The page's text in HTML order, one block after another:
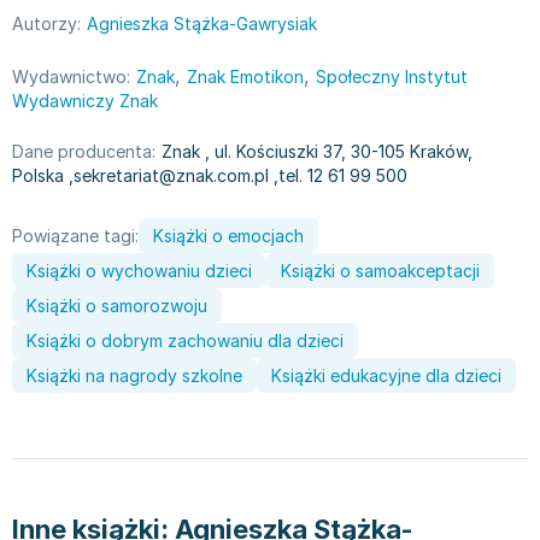
Książki o naukach politycznych dla studentów
Książki do nauk społecznych dla studentów
Prawo - książki dla studentów
Technologia żywności - książki
Nauka języków obcych - książki
Podręczniki dla nauczycieli - metodyka
Repetytoria, testy i materiały pomocnicze
Bolesław Prus
Wanda Chotomska
Clive Staples Lewis
Martyna Wojciechowska
Blanka Lipińska
Jaś Kapela
Agatha Christie
Witold Gadowski
Jan Pietrzak
Jan Piński
Autorzy: Agnieszka Stążka-Gawrysiak
Wydawnictwo: Znak, Znak Emotikon, Społeczny Instytut
Wydawniczy Znak
Dane producenta: Znak
, ul. Kościuszki 37, 30-105 Kraków,
Polska sekretariat@znak.com.pl tel. 12 61 99 500
Powiązane tagi:
Książki o emocjach
Książki o wychowaniu dzieci
Książki o samoakceptacji
Książki o samorozwoju
Książki o dobrym zachowaniu dla dzieci
Książki na nagrody szkolne
Książki edukacyjne dla dzieci
Inne książki: Agnieszka Stążka-